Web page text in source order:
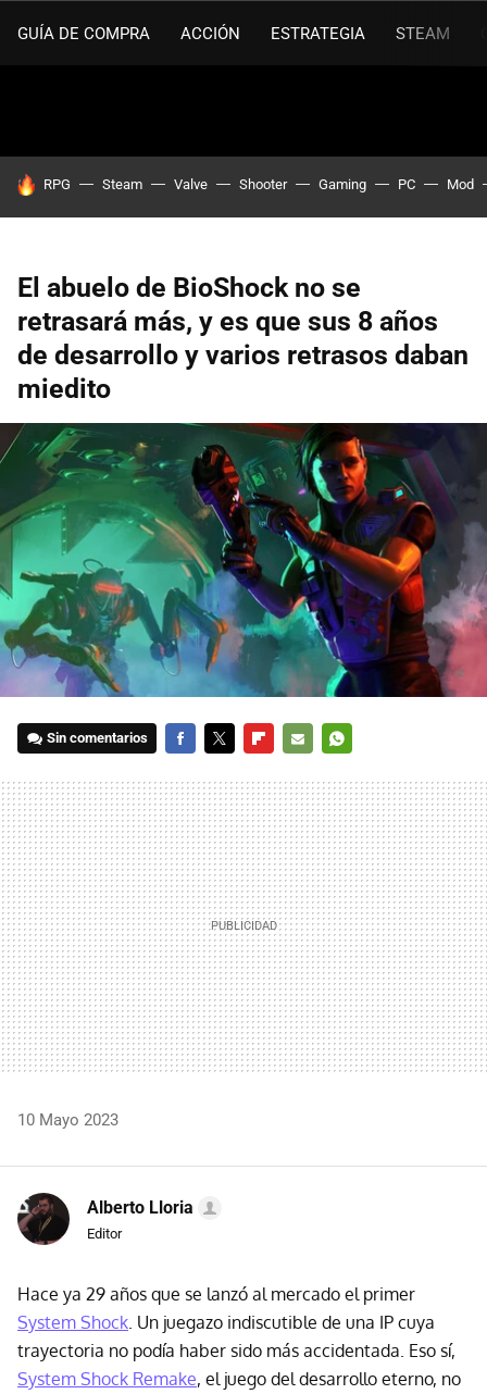
GUÍA DE COMPRA ACCIÓN ESTRATEGIA STEAM
HOY SE HABLA DE
RPG Steam Valve Shooter Gaming PC Mod
El abuelo de BioShock no se
retrasará más, y es que sus 8 años
de desarrollo y varios retrasos daban
miedito
Sin comentarios
MAIL
10 Mayo 2023
Alberto Lloria
Editor
Hace ya 29 años que se lanzó al mercado el primer
System Shock . Un juegazo indiscutible de una IP cuya
trayectoria no podía haber sido más accidentada. Eso sí,
System Shock Remake, el juego del desarrollo eterno, no